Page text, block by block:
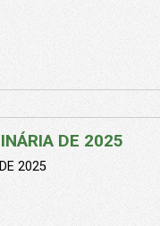
DE 2025
2025